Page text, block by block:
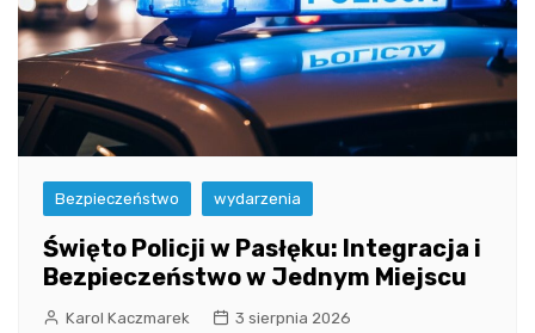
Bezpieczeństwo wydarzenia
Święto Policji w Pasłęku: Integracja i
Bezpieczeństwo w Jednym Miejscu
Karol Kaczmarek 3 sierpnia 2026